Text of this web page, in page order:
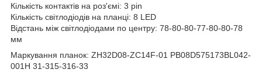
Кількість контактів на роз'ємі: 3 pin
Кількість світлодіодів на планці: 8 LED
Відстань між світлодіодами по центру: 78-80-80-77-80-80-78
мм
Маркування планок: ZH32D08-ZC14F-01 PB08D575173BL042-
001H 31-315-316-33